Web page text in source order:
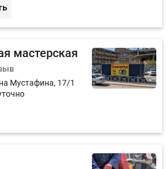
мастерская
Мустафина, 17/1